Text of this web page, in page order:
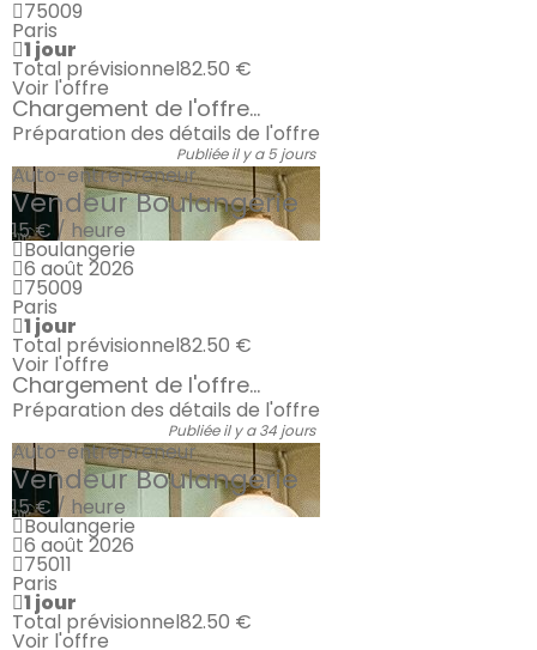
75009
Paris
1 jour
Total prévisionnel82.50 €
Voir l'offre
Chargement de l'offre...
Préparation des détails de l'offre
Publiée il y a 5 jours
Auto-entrepreneur
Vendeur Boulangerie
15 € / heure
Boulangerie
6 août 2026
75009
Paris
1 jour
Total prévisionnel82.50 €
Voir l'offre
Chargement de l'offre...
Préparation des détails de l'offre
Publiée il y a 34 jours
Auto-entrepreneur
Vendeur Boulangerie
15 € / heure
Boulangerie
6 août 2026
75011
Paris
1 jour
Total prévisionnel82.50 €
Voir l'offre